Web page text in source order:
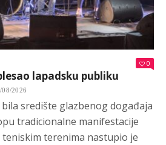
0
lapadsku publiku
08/2026
središte glazbenog događaja
tradicionalne manifestacije
teniskim terenima nastupio je